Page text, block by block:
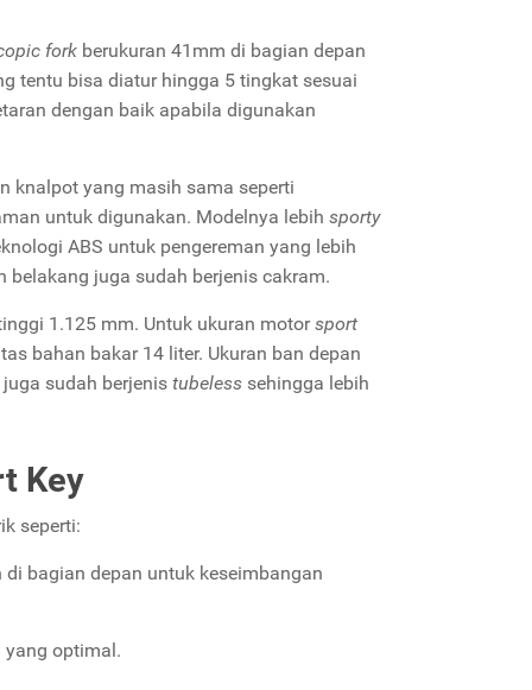
fork berukuran 41mm di bagian depan
tentu bisa diatur hingga 5 tingkat sesuai
dengan baik apabila digunakan
knalpot yang masih sama seperti
untuk digunakan. Modelnya lebih sporty
ABS untuk pengereman yang lebih
belakang juga sudah berjenis cakram.
1.125 mm. Untuk ukuran motorsport
bahan bakar 14 liter. Ukuran ban depan
sudah berjenis tubeless sehingga lebih
Key
seperti:
bagian depan untuk keseimbangan
yang optimal.